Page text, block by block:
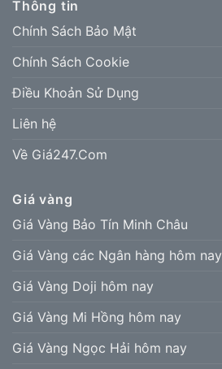
Thông tin
Chính Sách Bảo Mật
Chính Sách Cookie
Điều Khoản Sử Dụng
Liên hệ
Về Giá247.Com
Giá vàng
Giá Vàng Bảo Tín Minh Châu
Giá Vàng các Ngân hàng hôm nay
Giá Vàng Doji hôm nay
Giá Vàng Mi Hồng hôm nay
Giá Vàng Ngọc Hải hôm nay